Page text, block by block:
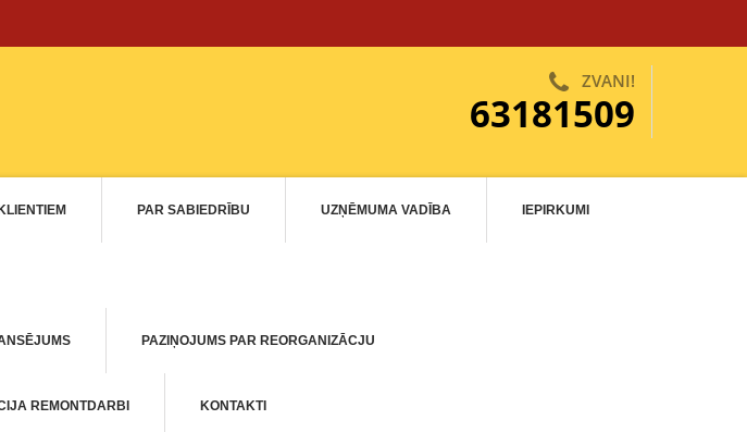
ZVANI!
63181509
KLIENTIEM PAR SABIEDRĪBU UZŅĒMUMA VADĪBA IEPIRKUMI
PAZIŅOJUMS PAR REORGANIZĀCJU
REMONTDARBI KONTAKTI